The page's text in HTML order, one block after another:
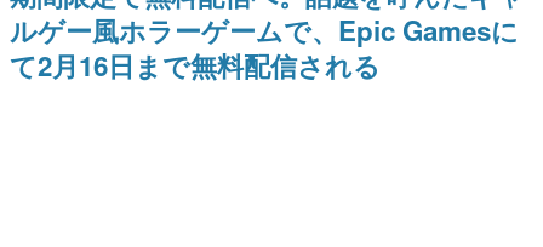
きます。
赫本
この物語を解いてはいけない。『赫本』は、〈試験問題〉
ら8月20日までの期間限定で開
催予定
ルゲー風ホラーゲームで、Epic Gamesに
て2月16日まで無料配信される